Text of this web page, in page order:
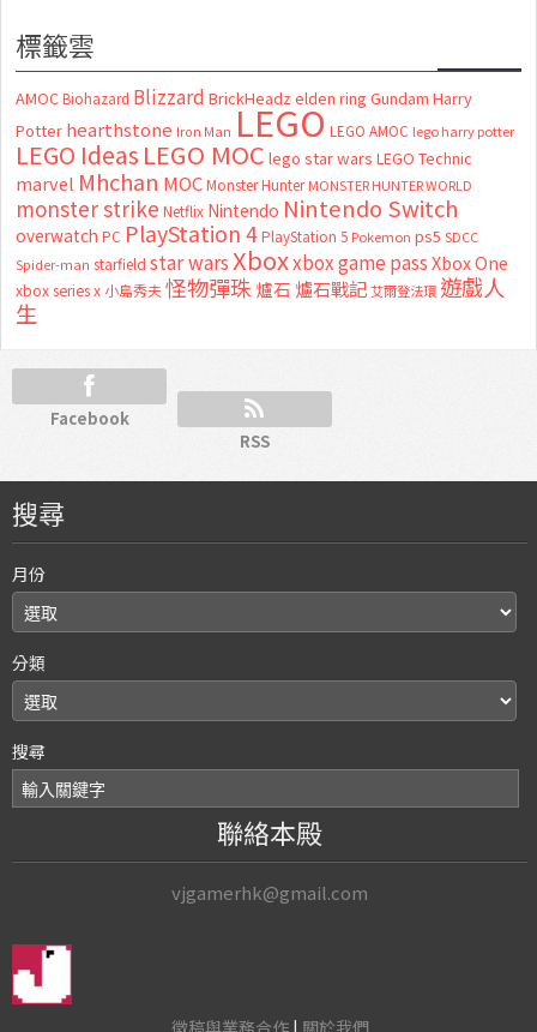
標籤雲
AMOC Biohazard Blizzard BrickHeadz elden ring Gundam Harry
Potter hearthstone Iron Man LEGO LEGO AMOC lego harry potter
LEGO Ideas LEGO MOC lego star wars LEGO Technic
marvel Mhchan MOC Monster Hunter MONSTER HUNTER WORLD
monster strike Netflix Nintendo Nintendo Switch
overwatch PC PlayStation 4 PlayStation 5 Pokemon ps5 SDCC
Spider-man starfield star warsXboxxbox game passXbox One
xbox series x 小島秀夫怪物彈珠 爐石 爐石戰記艾爾登法環 遊戲人
生
Facebook
RSS
搜尋
月份
分類
搜尋
聯絡本殿
vjgamerhk@gmail.com
徵稿與業務合作| 關於我們